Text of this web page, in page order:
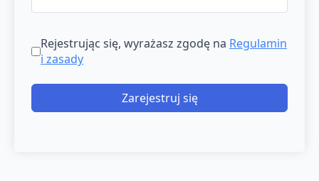
Rejestrując się, wyrażasz zgodę na Regulamin
i zasady
Zarejestruj się